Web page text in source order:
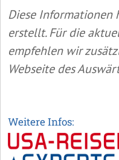
Diese Informationen
erstellt. Für die
empfehlen wir
Webseite des
Weitere Infos: